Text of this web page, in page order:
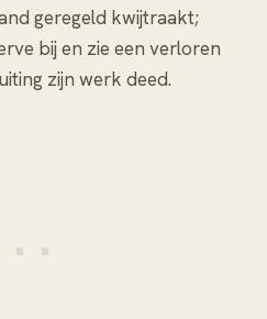
geregeld kwijtraakt;
bij en zie een verloren
zijn werk deed.